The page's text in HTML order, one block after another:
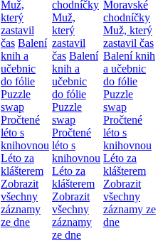
Muž,
který
zastavil
čas Balení
knih a
učebnic
do fólie
Puzzle
swap
Pročtené
léto s
knihovnou
Léto za
klášterem
Zobrazit
všechny
záznamy
ze dne
chodníčky
Muž,
který
zastavil
čas Balení
knih a
učebnic
do fólie
Puzzle
swap
Pročtené
léto s
knihovnou
Léto za
klášterem
Zobrazit
všechny
záznamy
ze dne
Moravské
chodníčky
Muž, který
zastavil čas
Balení knih
a učebnic
do fólie
Puzzle
swap
Pročtené
léto s
knihovnou
Léto za
klášterem
Zobrazit
všechny
záznamy ze
dne